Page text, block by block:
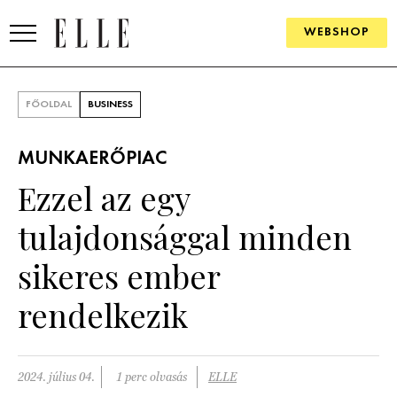
WEBSHOP
SZÉPSÉG
PÁRKAPCSOLAT
FŐOLDAL BUSINESS
MUNKAERŐPIAC
Ezzel az egy
tulajdonsággal minden
sikeres ember
rendelkezik
2024. július 04. 1 perc olvasás ELLE